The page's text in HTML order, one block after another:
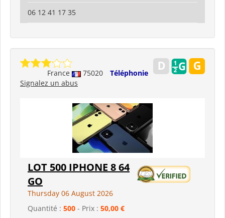
06 12 41 17 35
France 75020
Téléphonie
Signalez un abus
LOT 500 IPHONE 8 64
GO
Thursday 06 August 2026
Quantité : 500 - Prix : 50,00 €